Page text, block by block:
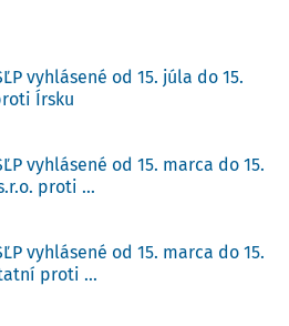
vyhlásené od 15. júla do 15.
Írsku
vyhlásené od 15. marca do 15.
proti ...
vyhlásené od 15. marca do 15.
proti ...